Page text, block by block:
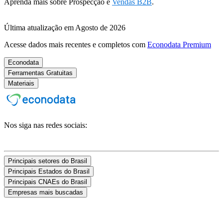
Aprenda mais sobre Prospecção e Vendas B2B.
Última atualização em Agosto de 2026
Acesse dados mais recentes e completos com Econodata Premium
Econodata
Ferramentas Gratuitas
Materiais
Nos siga nas redes sociais:
Principais setores do Brasil
Principais Estados do Brasil
Principais CNAEs do Brasil
Empresas mais buscadas